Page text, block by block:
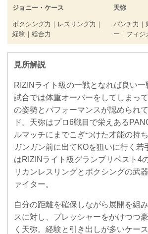
ジョニー・ケース
ボクシング力｜レスリング力｜
経験｜総合力
天弥
パンチ力｜
ー｜フィジ
見所解説
RIZINライト級の一戦となれば良い
試合では体重オーバーをしてしまっ
の姿勢とパフォーマンスが認められ
ド。天弥はプロ6戦目で栄えある
ルマッチにまでこぎつけた才能の持
ガンガン前に出てKOを狙いに行く若
はRIZINライト級グランプリベスト4
リカンレスリングとボクシングの武
ァイター。
自分の距離を確保しながら展開を組
スに対し、プレッシャーをかけつつ
く天弥。経験と引き出しが多いケー